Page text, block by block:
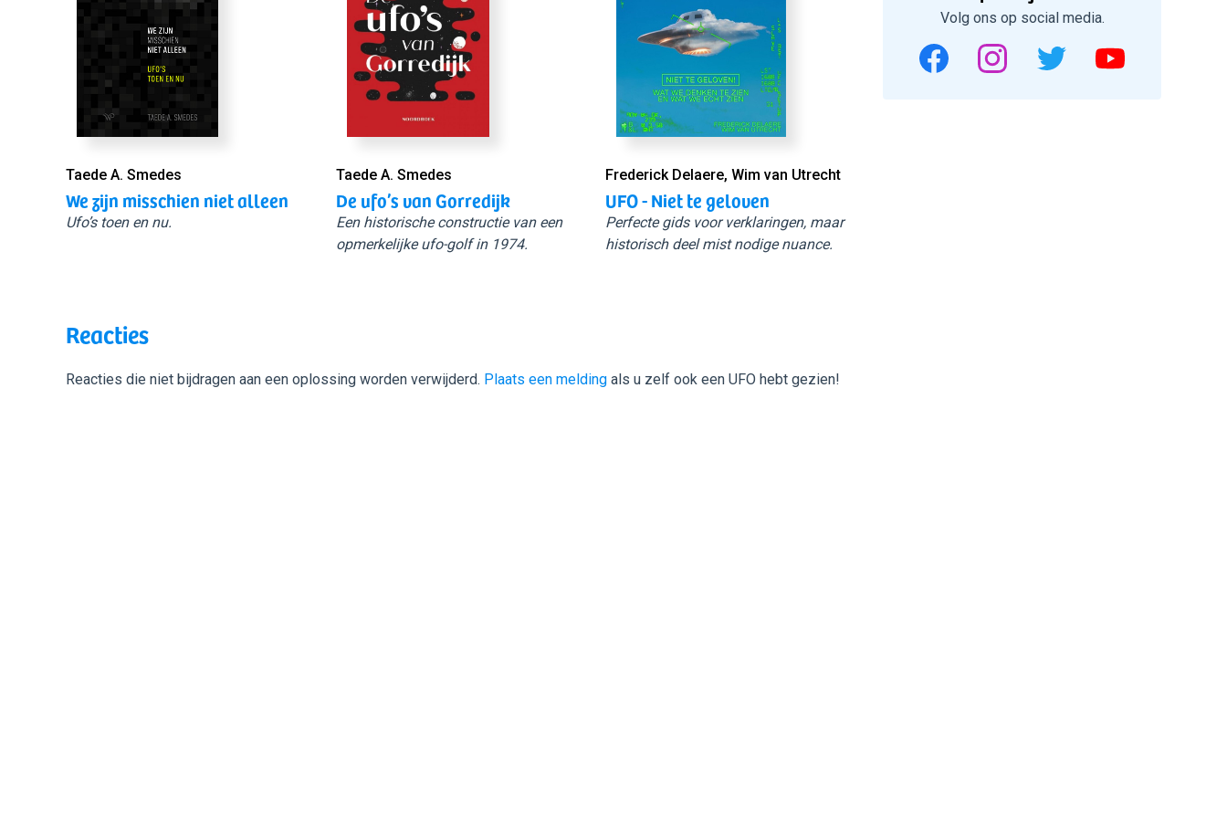
Taede A. Smedes
We zijn misschien niet alleen
Ufo’s toen en nu.
Taede A. Smedes
De ufo’s van Gorredijk
Een historische constructie van een
opmerkelijke ufo-golf in 1974.
Frederick Delaere, Wim van Utrecht
UFO - Niet te geloven
Perfecte gids voor verklaringen, maar
historisch deel mist nodige nuance.
Reacties
Reacties die niet bijdragen aan een oplossing worden verwijderd. Plaats een melding als u zelf ook een UFO hebt gezien!
Volg ons op social media.